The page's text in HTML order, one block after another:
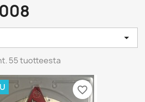

55 tuotteesta
favorite_border